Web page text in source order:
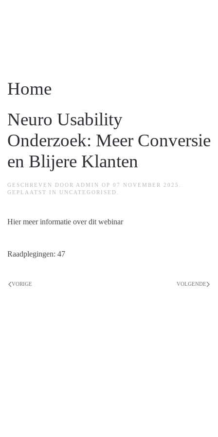
Home
Neuro Usability
Onderzoek: Meer Conversie
en Blijere Klanten
GESCHREVEN DOOR ADMIN OP 07 NOVEMBER 2025
GEPLAATST IN UNCATEGORISED
Hier meer informatie over dit webinar
Raadplegingen: 47
VORIGE VOLGENDE